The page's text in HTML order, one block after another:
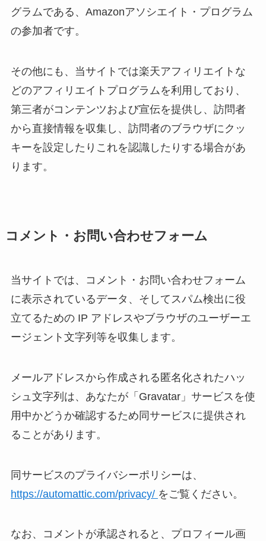
グラムである、Amazonアソシエイト・プログラム
の参加者です。
その他にも、当サイトでは楽天アフィリエイトな
どのアフィリエイトプログラムを利用しており、
第三者がコンテンツおよび宣伝を提供し、訪問者
から直接情報を収集し、訪問者のブラウザにクッ
キーを設定したりこれを認識したりする場合があ
ります。
コメント・お問い合わせフォーム
当サイトでは、コメント・お問い合わせフォーム
に表示されているデータ、そしてスパム検出に役
立てるための IP アドレスやブラウザのユーザーエ
ージェント文字列等を収集します。
メールアドレスから作成される匿名化されたハッ
シュ文字列は、あなたが「Gravatar」サービスを使
用中かどうか確認するため同サービスに提供され
ることがあります。
同サービスのプライバシーポリシーは、
https://automattic.com/privacy/ をご覧ください。
なお、コメントが承認されると、プロフィール画